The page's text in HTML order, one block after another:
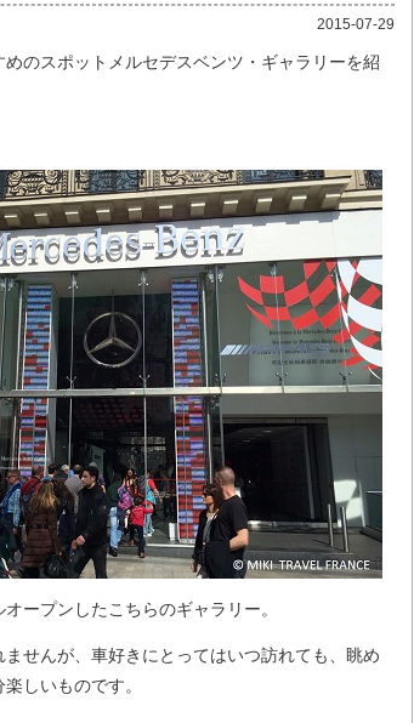
2015-07-29
のスポットメルセデスベンツ・ギャラリーを紹
ープンしたこちらのギャラリー。
せんが、車好きにとってはいつ訪れても、眺め
しいものです。